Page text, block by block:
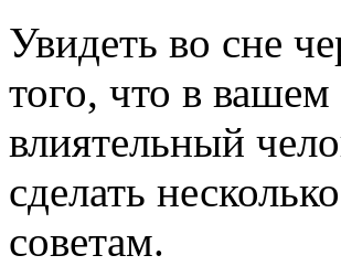
Увидеть во сне
того, что в
влиятельный
сделать
советам.